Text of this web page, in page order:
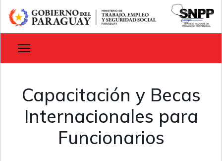
Capacitación y Becas
Internacionales para
Funcionarios